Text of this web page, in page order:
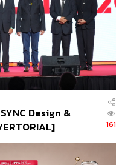
ล้านคนในปัจจุบัน สู่
ห้แนวทางการเกษตรแบบ
ามต้องการด้านอาหารที่
จนให้เป็นไนเตรท ซึ่งเป็น
ษตร จะต้องอาศัยการเผา
ปุ๋ยทุกๆ หนึ่งตัน โดย
ห้เกิดการปล่อยคาร์บอน
Design &
161